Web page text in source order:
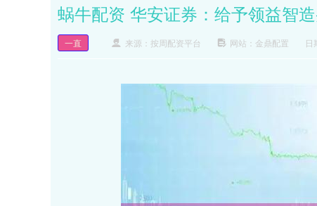
蜗牛配资 华安证券：给予领益智
一直 来源：按周配资平台 网站：金鼎配置 日